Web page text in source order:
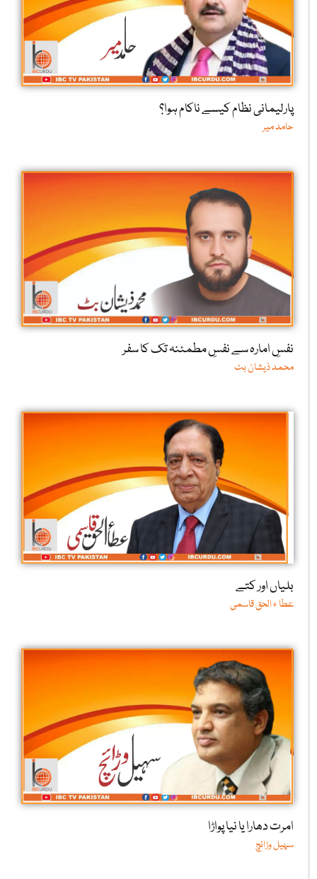
پارلیمانی نظام کیسے ناکام ہوا؟
حامد میر
نفسِ امارہ سے نفسِ مطمئنہ تک کا سفر
محمد ذیشان بٹ
بلیاں اور کتے
عطا ء الحق قاسمی
امرت دھارا یا نیا پواڑا
سہیل وڑائچ